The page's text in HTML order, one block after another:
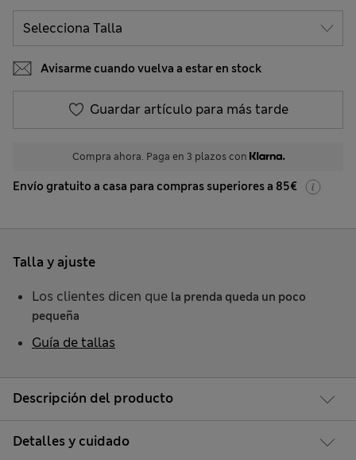
Avisarme cuando vuelva a estar en stock
Guardar artículo para más tarde
Compra ahora. Paga en 3 plazos con
Envío gratuito a casa para compras superiores a 85€
Descripción del producto
Detalles y cuidado
Talla y ajuste
Los clientes dicen que la prenda queda un poco
pequeña
Guía de tallas